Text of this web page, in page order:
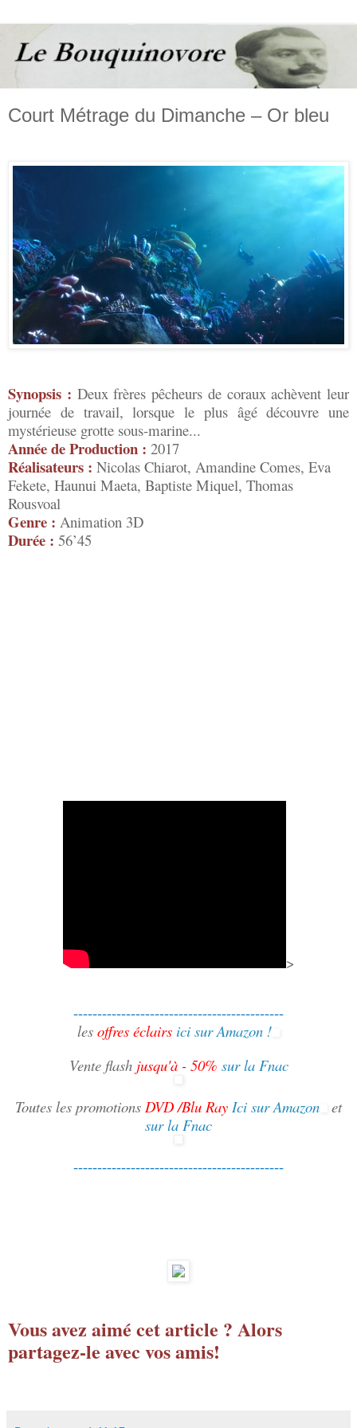
Court Métrage du Dimanche – Or bleu
Synopsis : Deux frères pêcheurs de coraux achèvent leur
journée de travail, lorsque le plus âgé découvre une
mystérieuse grotte sous-marine...
Année de Production : 2017
Réalisateurs : Nicolas Chiarot, Amandine Comes, Eva
Fekete, Haunui Maeta, Baptiste Miquel, Thomas
Rousvoal
Genre : Animation 3D
Durée : 56’45
>
--------------------------------------------
les offres éclairs ici sur Amazon !
Vente flash jusqu'à - 50% sur la Fnac
Toutes les promotions DVD /Blu Ray Ici sur Amazon et
sur la Fnac
--------------------------------------------
Vous avez aimé cet article ? Alors
partagez-le avec vos amis!